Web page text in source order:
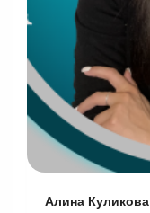
Алина Куликова